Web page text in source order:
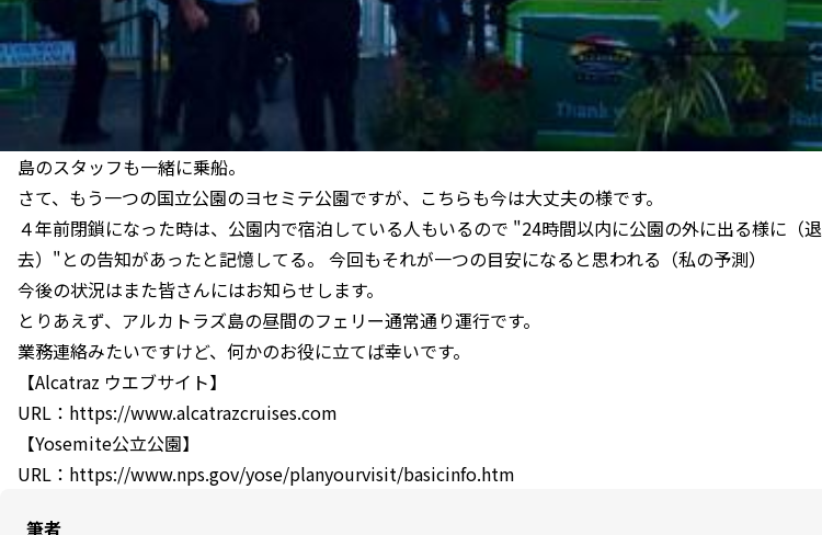
島のスタッフも一緒に乗船。
さて、もう一つの国立公園のヨセミテ公園ですが、こちらも今は大丈夫の様です。
４年前閉鎖になった時は、公園内で宿泊している人もいるので "24時間以内に公園の外に出る様に（退
去）"との告知があったと記憶してる。 今回もそれが一つの目安になると思われる（私の予測）
今後の状況はまた皆さんにはお知らせします。
とりあえず、アルカトラズ島の昼間のフェリー通常通り運行です。
業務連絡みたいですけど、何かのお役に立てば幸いです。
【Alcatraz ウエブサイト】
URL：https://www.alcatrazcruises.com
【Yosemite公立公園】
URL：https://www.nps.gov/yose/planyourvisit/basicinfo.htm
筆者